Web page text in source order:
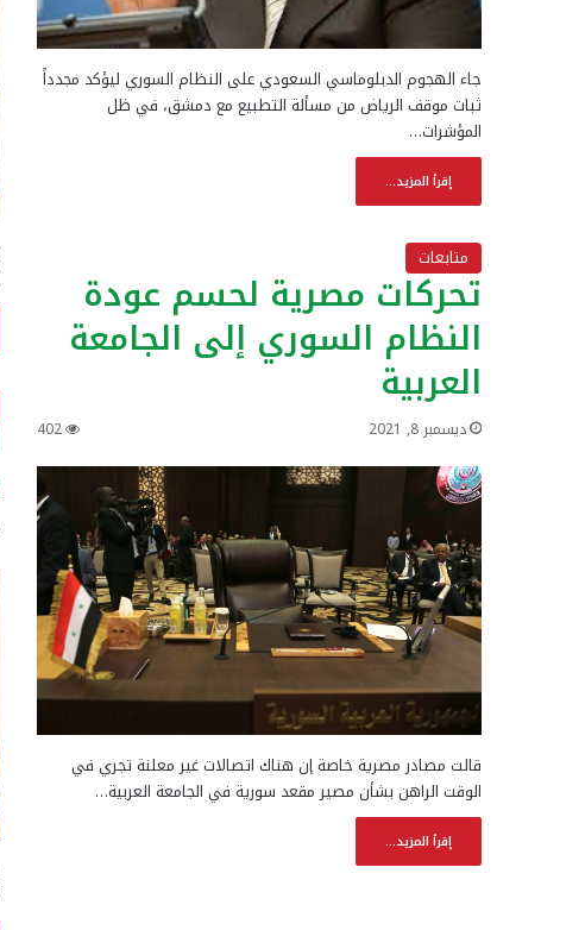
جاء الهجوم الدبلوماسي السعودي على النظام السوري ليؤكد مجدداً
ثبات موقف الرياض من مسألة التطبيع مع دمشق، في ظل
المؤشرات…
إقرأ المزيد...
متابعات
تحركات مصرية لحسم عودة
النظام السوري إلى الجامعة
العربية
ديسمبر 8, 2021 402
قالت مصادر مصرية خاصة إن هناك اتصالات غير معلنة تجري في
الوقت الراهن بشأن مصير مقعد سورية في الجامعة العربية…
إقرأ المزيد...